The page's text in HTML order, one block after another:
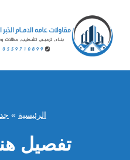
المحتوى
الرئيسية »
تفصيل